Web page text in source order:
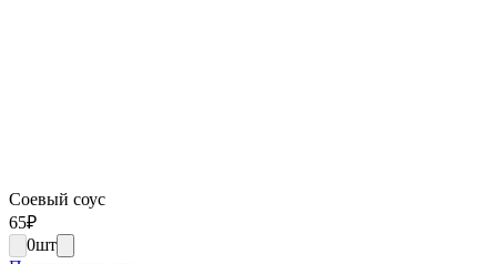
Соевый соус
65₽
0шт